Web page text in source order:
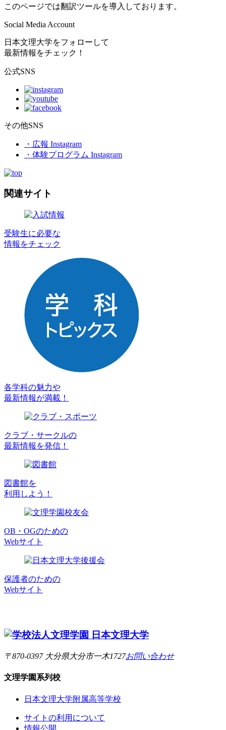
このページでは翻訳ツールを導入しております。
Social Media Account
日本文理大学をフォローして
最新情報をチェック！
公式SNS
その他SNS
・広報 Instagram
・体験プログラム Instagram
関連サイト
受験生に必要な
情報をチェック
各学科の魅力や
最新情報が満載！
クラブ・サークルの
最新情報を発信！
図書館を
利用しよう！
OB・OGのための
Webサイト
保護者のための
Webサイト
〒870-0397 大分県大分市一木1727お問い合わせ
文理学園系列校
日本文理大学附属高等学校
サイトの利用について
情報公開